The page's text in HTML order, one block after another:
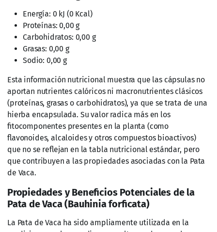
Arhro 7 con Ortiga bote
con 30 Tabletas.
160.00-$190.00
Añadir al
carrito
En Existencia
Sin Existencia
Plata Coloidal de 240 ml.
Vita Forte Multivitamínico
con 60 Capsulas